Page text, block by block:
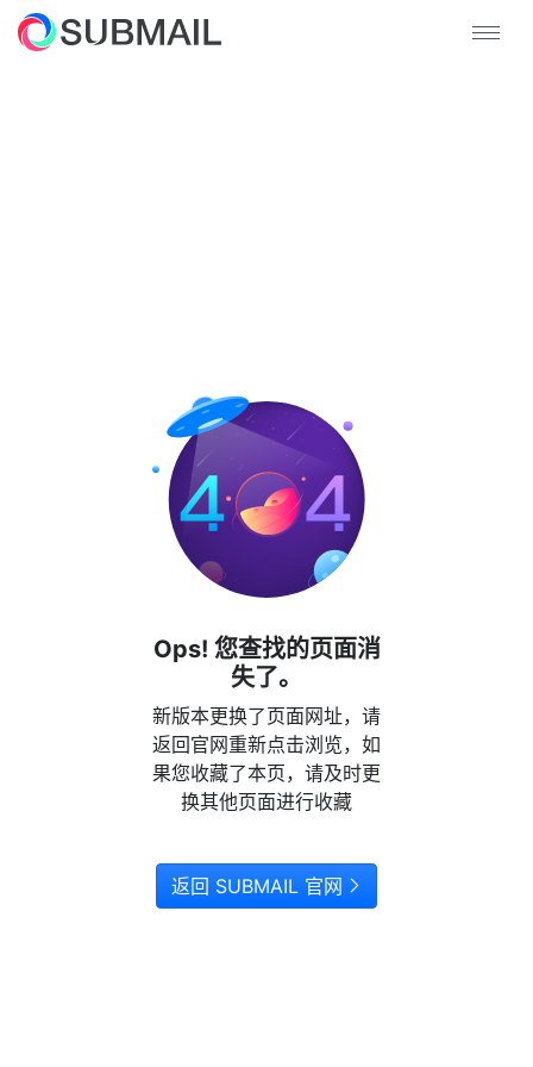
Ops! 您查找的页面消
失了。
新版本更换了页面网址，请
返回官网重新点击浏览，如
果您收藏了本页，请及时更
换其他页面进行收藏
返回 SUBMAIL 官网